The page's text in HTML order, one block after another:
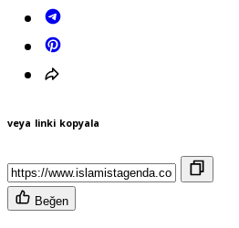
veya linki kopyala
Beğen